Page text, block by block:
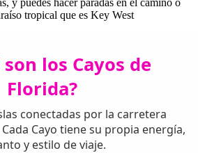
y puedes hacer paradas en el camino o
tropical que es Key West
son los Cayos de
Florida?
conectadas por la carretera
Cayo tiene su propia energía,
y estilo de viaje.